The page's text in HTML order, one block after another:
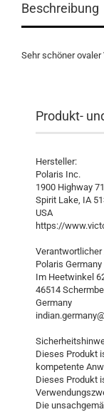
Beschreibung
Sehr schöner ovaler
Produkt-
Hersteller:
Polaris Inc.
1900 Highway 71
Spirit Lake, IA
USA
https://
Verantwortlicher
Polaris Germany
Im Heetwinkel
46514
Germany
Dieses Produkt
kompetente
Dieses Produkt
Die